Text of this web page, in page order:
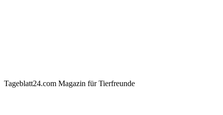
Tageblatt24.com Magazin für Tierfreunde